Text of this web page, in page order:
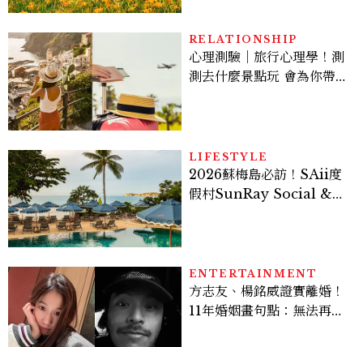
RELATIONSHIP
心理測驗｜旅行心理學！測
測去什麼景點玩 會為你帶來
LIFESTYLE
2026蘇梅島必訪！SAii度
假村SunRay Social &
ENTERTAINMENT
方志友、楊銘威證實離婚！
11年婚姻畫句點：無法再做